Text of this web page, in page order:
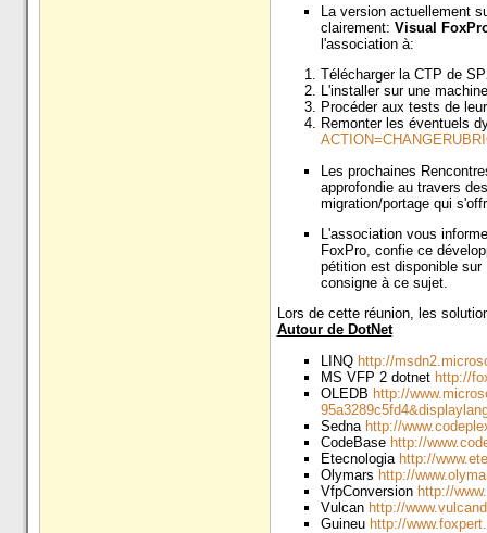
La version actuellement
clairement: Visual
l'association à:
Télécharger la CTP de
L'installer sur une
Procéder aux tests de
Remonter les éventuels
Les prochaines
approfondie au travers
migration/portage qui
L'association vous
FoxPro, confie ce
pétition est disponible
consigne à ce sujet.
Lors de cette réunion, les
Autour de DotNet
LINQ http://
MS VFP 2 dotnet http://
OLEDB http://
Sedna http://
CodeBase http://
Etecnologia http://
Olymars http://
VfpConversion http://
Vulcan http://
Guineu http://